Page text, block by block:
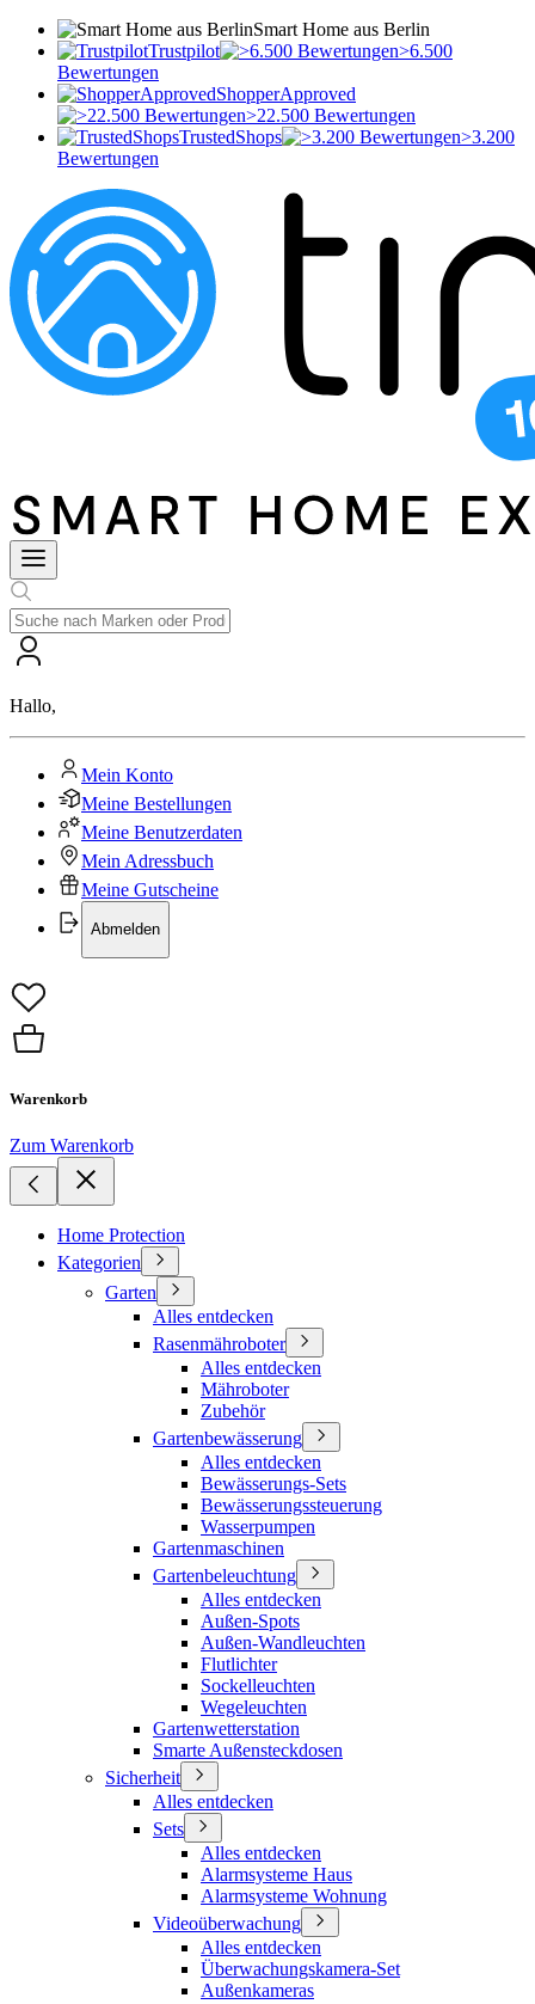
Smart Home aus Berlin
Trustpilot
>6.500
Bewertungen
ShopperApproved
>22.500 Bewertungen
TrustedShops
>3.200
Bewertungen
Hallo,
Mein Konto
Meine Bestellungen
Meine Benutzerdaten
Mein Adressbuch
Meine Gutscheine
Abmelden
Warenkorb
Zum Warenkorb
Home Protection
Kategorien
Garten
Alles entdecken
Rasenmähroboter
Alles entdecken
Mähroboter
Zubehör
Gartenbewässerung
Alles entdecken
Bewässerungs-Sets
Bewässerungssteuerung
Wasserpumpen
Gartenmaschinen
Gartenbeleuchtung
Alles entdecken
Außen-Spots
Außen-Wandleuchten
Flutlichter
Sockelleuchten
Wegeleuchten
Gartenwetterstation
Smarte Außensteckdosen
Sicherheit
Alles entdecken
Sets
Alles entdecken
Alarmsysteme Haus
Alarmsysteme Wohnung
Videoüberwachung
Alles entdecken
Überwachungskamera-Set
Außenkameras